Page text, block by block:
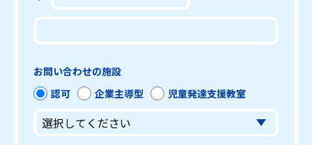
お問い合わせの施設
認可
企業主導型 児童発達支援教室